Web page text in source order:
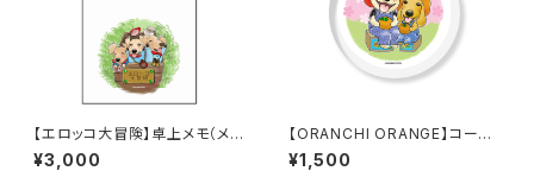
【エロッコ大冒険】卓上メモ（メッ
セージカード）
¥3,000
【ORANCHI ORANGE】コーテ
ィング円形キーホルダー
¥1,500